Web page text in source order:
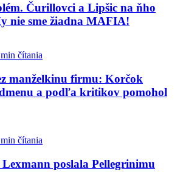
Čurillovci a Lipšic na ňho
nie sme žiadna MAFIA!
čítania
manželkinu firmu: Korčok
a podľa kritikov pomohol
čítania
poslala Pellegrinimu